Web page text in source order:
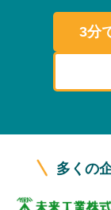
よくある質問
資料ダウン
ログイン
3分
多くの